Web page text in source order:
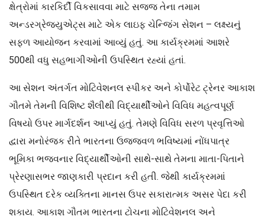
ક્ષેત્રોમાં કારકિર્દી વિકસાવવા માટે સજ્જ તેના તમામ
અન્ડરગ્રેજ્યુએટ્સ માટે એક લાઇફ ચેન્જિંગ સેશન – લક્ષ્યનું
સફળ આયોજન કરવામાં આવ્યું હતું. આ કાર્યક્રમમાં આશરે
500થી વધુ સહભાગીઓની ઉપસ્થિત રહ્યાં હતાં.
આ સેશન અંતર્ગત મોટિવેશનલ સ્પીકર અને કોર્પોરેટ ટ્રેનર આકાશ
ગૌતમે તેમની વિશિષ્ટ શૈલીથી વિદ્યાર્થીઓને વિવિધ મહત્વપૂર્ણ
વિષયો ઉપર માર્ગદર્શન આપ્યું હતું. તેમણે વિવિધ સરળ પ્રવૃત્તિઓ
દ્વારા મનોરંજક રીતે ભારતના ઉજ્જવળ ભવિષ્યમાં નોંધપાત્ર
ભૂમિકા ભજવનાર વિદ્યાર્થીઓની સાથે-સાથે તેમના માતા-પિતાને
પ્રેરણાસભર જાણકારી પ્રદાન કરી હતી. જેથી કાર્યક્રમમાં
ઉપસ્થિત દરેક વ્યક્તિના માનસ ઉપર સકારાત્મક અસર પેદા કરી
શકાય. આકાશ ગૌતમ ભારતના ટોચના મોટિવેશનલ અને